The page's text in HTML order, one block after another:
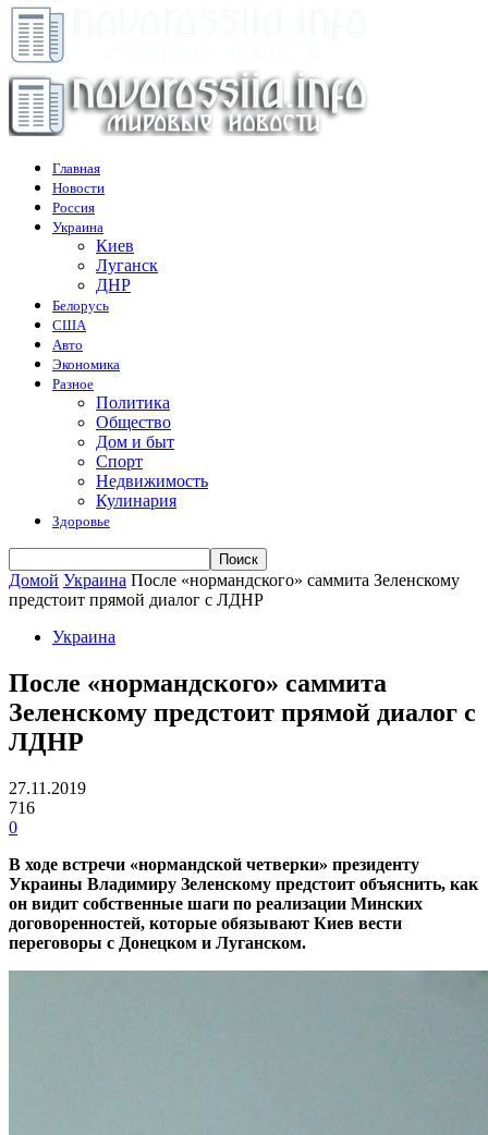
Главная
Новости
Россия
Украина
Киев
Луганск
ДНР
Белорусь
США
Авто
Экономика
Разное
Политика
Общество
Дом и быт
Спорт
Недвижимость
Кулинария
Здоровье
Домой Украина После «нормандского» саммита Зеленскому
предстоит прямой диалог с ЛДНР
Украина
После «нормандского» саммита
Зеленскому предстоит прямой диалог с
ЛДНР
27.11.2019
716
0
В ходе встречи «нормандской четверки» президенту
Украины Владимиру Зеленскому предстоит объяснить, как
он видит собственные шаги по реализации Минских
договоренностей, которые обязывают Киев вести
переговоры с Донецком и Луганском.